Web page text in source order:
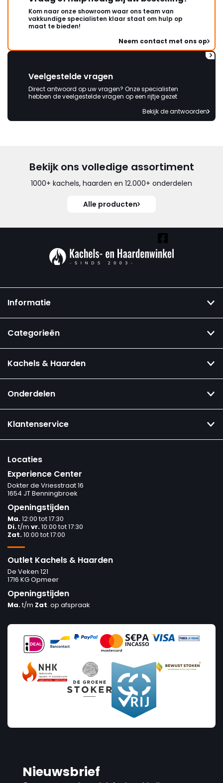
Kom naar onze showroom waar ons team van
vakkundige specialisten klaar staat om hulp op
maat te bieden!
Neem contact met ons op
Veelgestelde vragen
Direct antwoord op uw vragen? Onze specialisten
hebben de veelgestelde vragen op een rijtje gezet
Bekijk de antwoorden
Bekijk ons volledige assortiment
1000+ kachels, haarden en 12.000+ onderdelen
Alle producten
Informatie
Categorieën
Kachels & Haarden
Onderdelen
Klantenservice
Locaties
Experience Center
Dokter de Vriesstraat 16
1654 JT Benningbroek
Openingstijden
Ma.12:00 tot 17:30
Di.t/m vr.10:00 tot 17:30
Zat.10:00 tot 17:00
Outlet Kachels & Haarden
De Veken 121
1716 KG Opmeer
Openingstijden
Ma.t/m Zat. op afspraak
Nieuwsbrief